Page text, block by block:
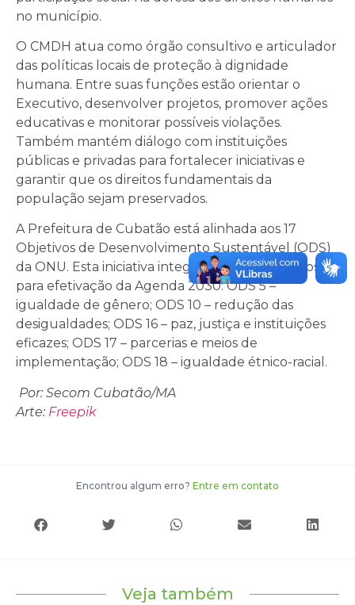
no município.
O CMDH atua como órgão consultivo e articulador
das políticas locais de proteção à dignidade
humana. Entre suas funções estão orientar o
Executivo, desenvolver projetos, promover ações
educativas e monitorar possíveis violações.
Também mantém diálogo com instituições
públicas e privadas para fortalecer iniciativas e
garantir que os direitos fundamentais da
população sejam preservados.
A Prefeitura de Cubatão está alinhada aos 17
Objetivos de Desenvolvimento Sustentável (ODS)
da ONU. Esta iniciativa integra o caminho proposto
para efetivação da Agenda 2030: ODS 5 –
igualdade de gênero; ODS 10 – redução das
desigualdades; ODS 16 – paz, justiça e instituições
eficazes; ODS 17 – parcerias e meios de
implementação; ODS 18 – igualdade étnico-racial.
Por: Secom Cubatão/MA
Arte: Freepik
Encontrou algum erro? Entre em contato
Veja também